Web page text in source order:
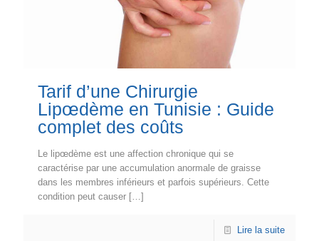
Tarif d’une Chirurgie
Lipœdème en Tunisie : Guide
complet des coûts
Le lipœdème est une affection chronique qui se
caractérise par une accumulation anormale de graisse
dans les membres inférieurs et parfois supérieurs. Cette
condition peut causer […]
Lire la suite